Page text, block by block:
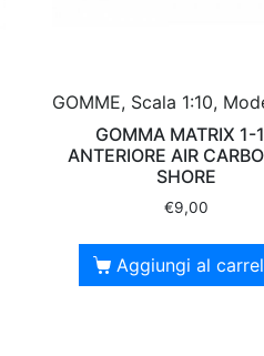
GOMME, Scala 1:10,
GOMMA MATRIX 1-
ANTERIORE AIR
SHORE
€9,00
Aggiungi al